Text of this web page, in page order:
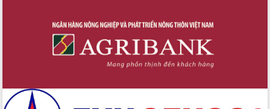
Hội nghị lần thứ tư Ban Chỉ đạo công
tác bầu cử tỉnh Đắk Lắk
Hội nghị Báo cáo viên Trung ương
cao kết quả Chiến dịch Quang Trung
tại Đắk Lắk